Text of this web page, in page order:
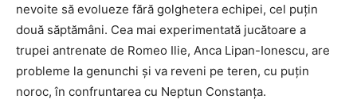
nevoite să evolueze fără golghetera echipei, cel puţin
două săptămâni. Cea mai experimentată jucătoare a
trupei antrenate de Romeo Ilie, Anca Lipan-Ionescu, are
probleme la genunchi şi va reveni pe teren, cu puţin
noroc, în confruntarea cu Neptun Constanţa.